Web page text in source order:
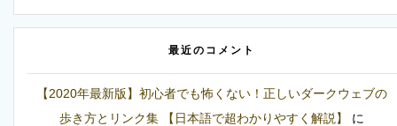
最近のコメント
【2020年最新版】初心者でも怖くない！正しいダークウェブの
歩き方とリンク集 【日本語で超わかりやすく解説】
に